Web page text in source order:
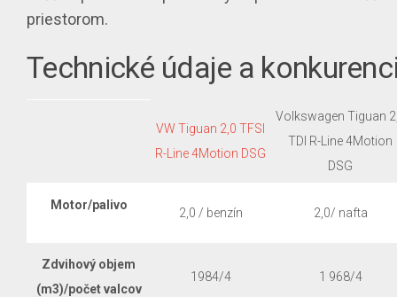
priestorom.
Technické údaje a
VW Tiguan 2,0 TFSI
R-Line 4Motion DSG
Volkswagen Tiguan
TDI R-Line 4Motion
DSG
Motor/palivo
2,0 / benzín 2,0/ nafta
Zdvihový objem
(m3)/počet valcov
1984/4 1 968/4